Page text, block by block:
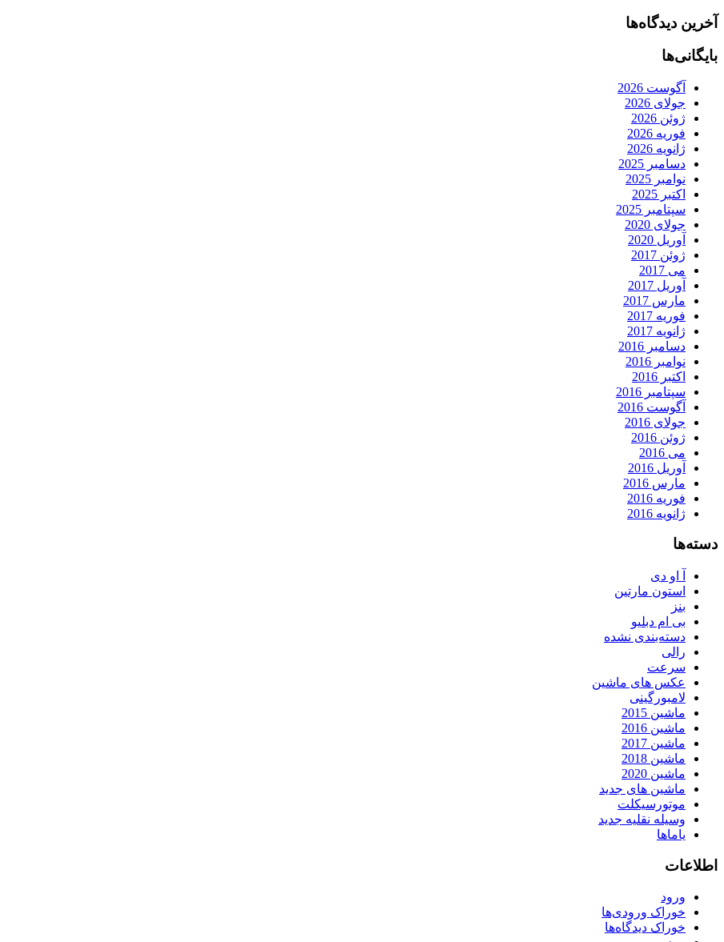
آخرین دیدگاه‌ها
بایگانی‌ها
آگوست 2026
جولای 2026
ژوئن 2026
فوریه 2026
ژانویه 2026
دسامبر 2025
نوامبر 2025
اکتبر 2025
سپتامبر 2025
جولای 2020
آوریل 2020
ژوئن 2017
می 2017
آوریل 2017
مارس 2017
فوریه 2017
ژانویه 2017
دسامبر 2016
نوامبر 2016
اکتبر 2016
سپتامبر 2016
آگوست 2016
جولای 2016
ژوئن 2016
می 2016
آوریل 2016
مارس 2016
فوریه 2016
ژانویه 2016
دسته‌ها
آ او دی
استون مارتین
بنز
بی ام دبلیو
دسته‌بندی نشده
رالی
سرعت
عکس های ماشین
لامبورگینی
ماشین 2015
ماشین 2016
ماشین 2017
ماشین 2018
ماشین 2020
ماشین های جدید
موتورسیکلت
وسیله نقلیه جدید
یاماها
اطلاعات
ورود
خوراک ورودی‌ها
خوراک دیدگاه‌ها